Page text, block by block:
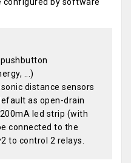
...)
distance sensors
as open-drain
led strip (with
connected to the
to control 2 relays.